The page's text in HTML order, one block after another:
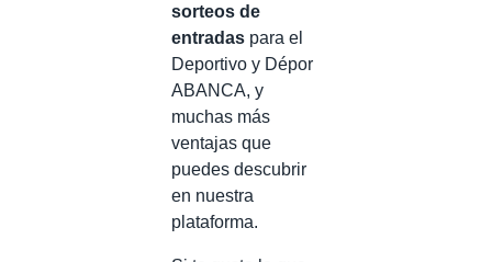
sorteos de
entradas para el
Deportivo y Dépor
ABANCA, y
muchas más
ventajas que
puedes descubrir
en nuestra
plataforma.